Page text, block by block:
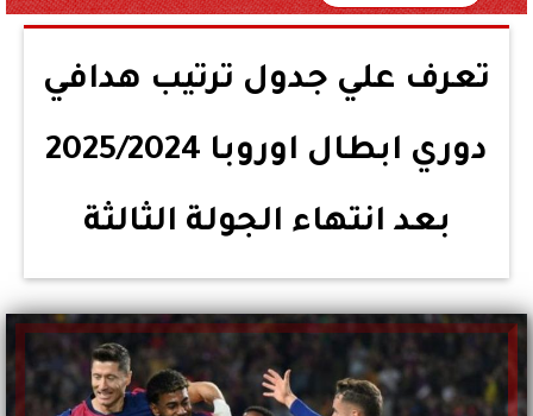
تعرف علي جدول ترتيب هدافي
دوري ابطال اوروبا 2025/2024
بعد انتهاء الجولة الثالثة